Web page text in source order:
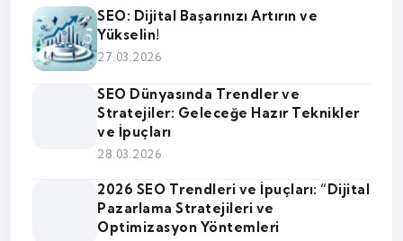
SEO: Dijital Başarınızı Artırın ve
Yükselin!
27.03.2026
SEO Dünyasında Trendler ve
Stratejiler: Geleceğe Hazır Teknikler
ve İpuçları
28.03.2026
2026 SEO Trendleri ve İpuçları: “Dijital
Pazarlama Stratejileri ve
Optimizasyon Yöntemleri